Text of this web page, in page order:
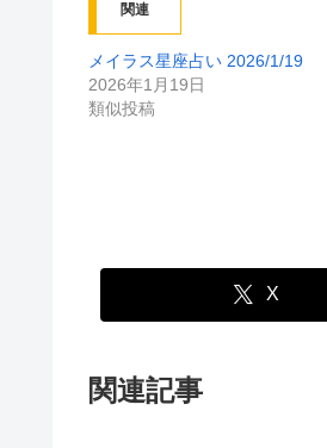
関連
メイラス星座占い 2026/1/19
2026年1月19日
類似投稿
X
関連記事